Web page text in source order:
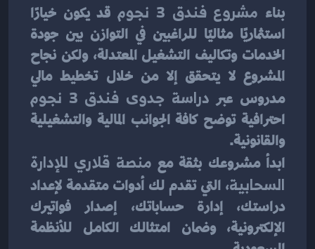
بناء مشروع فندق 3 نجوم
مدروس عبر دراسة جدوى فندق 3 نجوم
والقانونية.
ابدأ مشروعك بثقة مع
السحابية